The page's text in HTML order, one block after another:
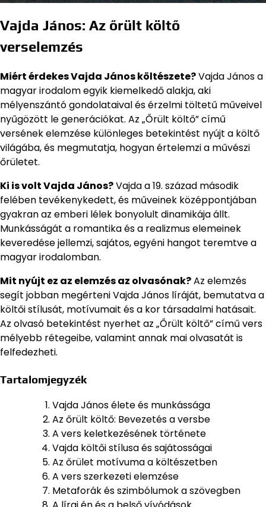
Vajda János: Az őrült költő
verselemzés
Miért érdekes Vajda János költészete?Vajda János a
magyar irodalom egyik kiemelkedő alakja, aki
mélyenszántó gondolataival és érzelmi töltetű műveivel
nyűgözött le generációkat. Az „Őrült költő” című
versének elemzése különleges betekintést nyújt a költő
világába, és megmutatja, hogyan értelemzi a művészi
őrületet.
Ki is volt Vajda János?Vajda a 19. század második
felében tevékenykedett, és műveinek középpontjában
gyakran az emberi lélek bonyolult dinamikája állt.
Munkásságát a romantika és a realizmus elemeinek
keveredése jellemzi, sajátos, egyéni hangot teremtve a
magyar irodalomban.
Mit nyújt ez az elemzés az olvasónak?Az elemzés
segít jobban megérteni Vajda János líráját, bemutatva a
költői stílusát, motívumait és a kor társadalmi hatásait.
Az olvasó betekintést nyerhet az „Őrült költő” című vers
mélyebb rétegeibe, valamint annak mai olvasatát is
felfedezheti.
Tartalomjegyzék
Vajda János élete és munkássága
Az őrült költő: Bevezetés a versbe
A vers keletkezésének története
Vajda költői stílusa és sajátosságai
Az őrület motívuma a költészetben
A vers szerkezeti elemzése
Metaforák és szimbólumok a szövegben